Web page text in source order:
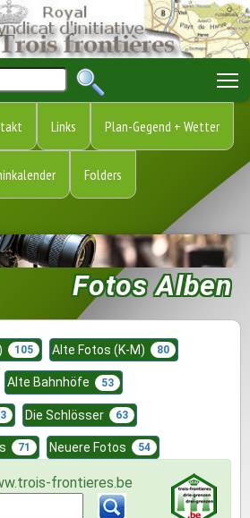
Links Plan-Gegend + Wetter
Folders
Fotos Alben
105 Alte Fotos (K-M) 80
Alte Bahnhöfe 53
Die Schlösser 63
71 Neuere Fotos 54
frontieres.be